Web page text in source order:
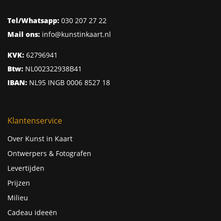
Tel/Whatsapp: 030 207 27 22
Mail ons: info@kunstinkaart.nl
KVK: 62796941
Btw: NL002322938B41
IBAN: NL95 INGB 0006 8527 18
Klantenservice
Over Kunst in Kaart
Ontwerpers & Fotografen
Levertijden
Prijzen
Milieu
Cadeau ideeën